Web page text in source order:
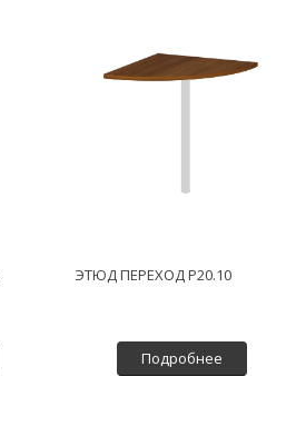
ЭТЮД ПЕРЕХОД P20.10
Подробнее